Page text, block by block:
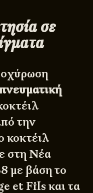
σε
πνευματική
την
κοκτέιλ
στη Νέα
με βάση το
et Fils και τα